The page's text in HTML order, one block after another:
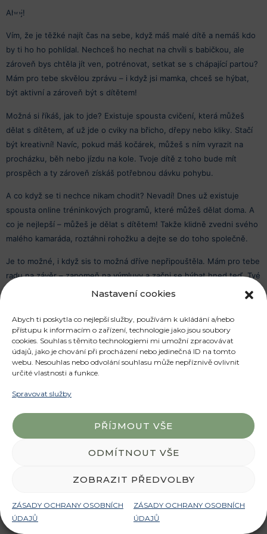
Nastavení cookies
Abych ti poskytla co nejlepší služby, používám k ukládání a/nebo
přístupu k informacím o zařízení, technologie jako jsou soubory
cookies. Souhlas s těmito technologiemi mi umožní zpracovávat
údajů, jako je chování při procházení nebo jedinečná ID na tomto
webu. Nesouhlas nebo odvolání souhlasu může nepříznivě ovlivnit
určité vlastnosti a funkce.
Spravovat služby
PŘÍJMOUT VŠE
ODMÍTNOUT VŠE
ZOBRAZIT PŘEDVOLBY
ZÁSADY OCHRANY OSOBNÍCH
ÚDAJŮ
ZÁSADY OCHRANY OSOBNÍCH
ÚDAJŮ
baví.
Jóga,
pilates,
DNS
Ahoj!
Vím, že je těžké najít čas na sebe, když máš malé dítě a nemáš kdo
by ti ho ho pohlídal. Nechceš ho nechat na chvíli s babičkou, ale
zároveň bys chtěla jít ven, potrénovat, setkat se s chápající partou?
Mám pro tebe skvělou zprávu – i když jsi mamka, chceš se hýbat,
být aktivní a zároveň být s dítětem!
Možná si říkáš, jak to jde? Existuje spousta cvičení, která můžeš
dělat s dítětem, ať už jde o cviky na břicho, dřepy nebo kliky. Stačí
být kreativní! Navíc, pokud máš kočárek, můžeš s ním vyrazit na
procházku, běh nebo jízdu na kole. Tvoje dítě z toho bude mít
prospěch a ty zároveň získáš potřebnou dávku pohybu.
A co když se ti nechce nikam chodit? Nevadí! Dnes už existuje
spousta online tréninkových programů, které můžeš dělat doma. A
co je nejlepší – můžeš je dělat s dítětem! Takže klidně zvedni svého
malého kamaráda, roztáhni rohožku a dejte se do toho společně.
Je to možné, i když sis to možná dříve nepřipouštěla. Mám pro tebe
radu na závěr – zapomeň na výmluvy a začni se hýbat hned teď. Tvé
tělo i mozek ti za to poděkují a tvoje dítě bude mít skvělý příklad v
Pokud tě zajímají lekce jógy kam můžeš přijít i se svým dítkem a
nebo venkovní tréninky, mrkni na moje lekce. Nebo mi napiš, ráda s
tebou proberu možnosti.
#fitnesssditetem #zdravi #inspirace #zacinampravejateraz
Úvod
Obchodní podmínky
Zásady ochrany osobních údajů